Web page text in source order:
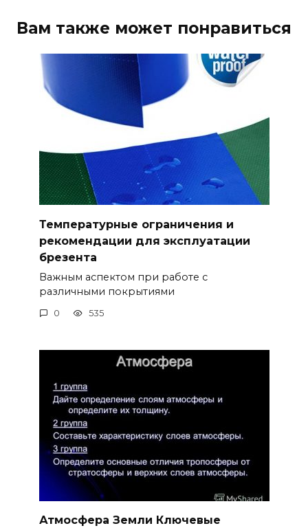
Вам также может понравиться
Температурные ограничения и
рекомендации для эксплуатации
брезента
Важным аспектом при работе с
различными покрытиями
0 535
Атмосфера Земли Ключевые